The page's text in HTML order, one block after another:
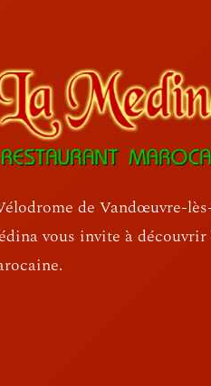
de Vandœuvre-
vous invite à